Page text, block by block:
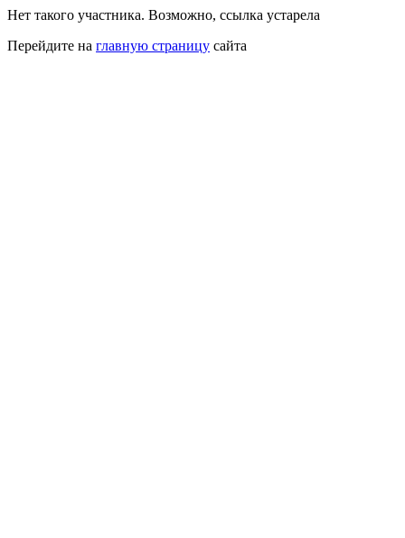
Нет такого участника. Возможно, ссылка устарела
Перейдите на главную страницу сайта